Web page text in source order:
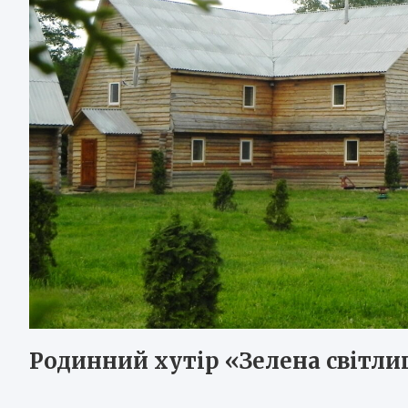
Родинний хутір «Зелена